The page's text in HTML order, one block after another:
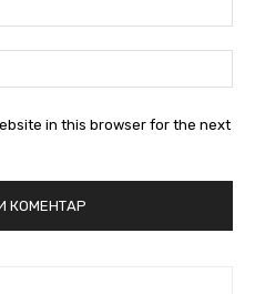
in this browser for the next